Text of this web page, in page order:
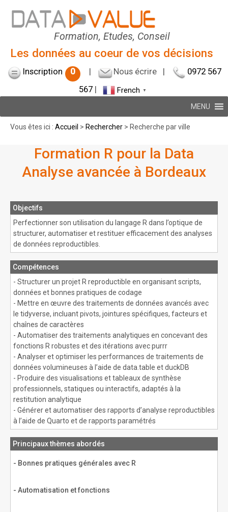
Formation, Etudes, Conseil
Les données au coeur de vos décisions
Inscription 0 | Nous écrire |
0972 567
567 | French ▼
MENU
Vous êtes ici : Accueil > Rechercher > Recherche par ville
Formation R pour la Data
Analyse avancée à Bordeaux
Objectifs
Perfectionner son utilisation du langage R dans l’optique de
structurer, automatiser et restituer efficacement des analyses
de données reproductibles.
Compétences
- Structurer un projet R reproductible en organisant scripts,
données et bonnes pratiques de codage
- Mettre en œuvre des traitements de données avancés avec
le tidyverse, incluant pivots, jointures spécifiques, facteurs et
chaînes de caractères
- Automatiser des traitements analytiques en concevant des
fonctions R robustes et des itérations avec purrr
- Analyser et optimiser les performances de traitements de
données volumineuses à l’aide de data.table et duckDB
- Produire des visualisations et tableaux de synthèse
professionnels, statiques ou interactifs, adaptés à la
restitution analytique
- Générer et automatiser des rapports d’analyse reproductibles
à l’aide de Quarto et de rapports paramétrés
Principaux thèmes abordés
- Bonnes pratiques générales avec R
- Automatisation et fonctions